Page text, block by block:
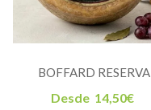
BOFFARD RESERVA
Desde 14,50€